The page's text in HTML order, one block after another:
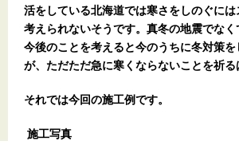
活をしている北海道では寒さをしのぐに
考えられないそうです。真冬の地震でな
今後のことを考えると今のうちに冬対策
が、ただただ急に寒くならないことを祈る
それでは今回の施工例です。
施工写真